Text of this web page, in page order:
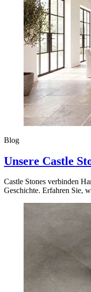
Blog
Unsere Castle
Castle Stones verbinden
Geschichte. Erfahren Sie,